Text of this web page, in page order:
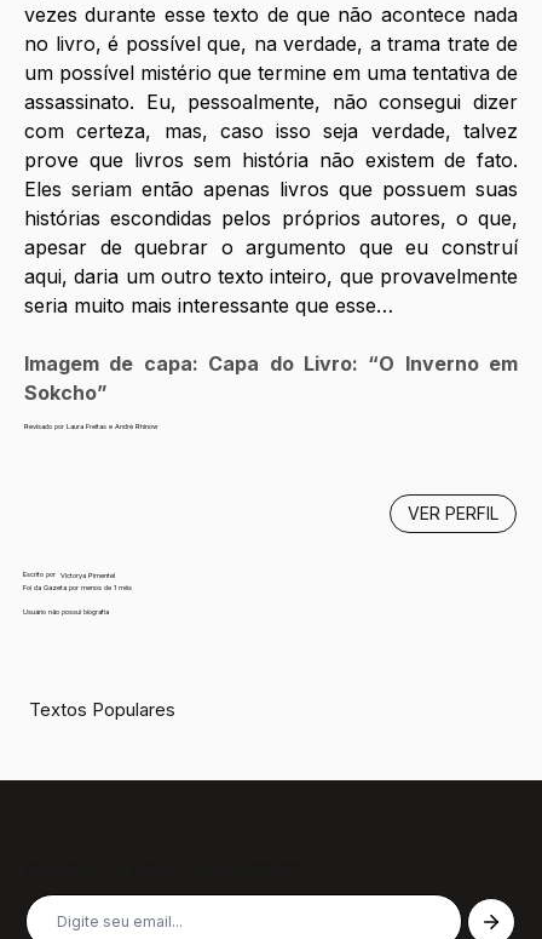
vezes durante esse texto de que não acontece nada
no livro, é possível que, na verdade, a trama trate de
um possível mistério que termine em uma tentativa de
assassinato. Eu, pessoalmente, não consegui dizer
com certeza, mas, caso isso seja verdade, talvez
prove que livros sem história não existem de fato.
Eles seriam então apenas livros que possuem suas
histórias escondidas pelos próprios autores, o que,
apesar de quebrar o argumento que eu construí
aqui, daria um outro texto inteiro, que provavelmente
seria muito mais interessante que esse…
Imagem de capa: Capa do Livro: “O Inverno em
Sokcho”
Revisado por Laura Freitas e André Rhinow
Escrito por
Victorya Pimentel
Foi da Gazeta por menos de 1 mês
Usuário não possui biografia
VER PERFIL
Textos Populares